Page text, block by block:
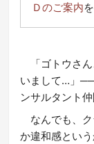
Ｄのご案内
「ゴトウさ
いまして…」
ンサルタント
なんでも、
か違和感とい